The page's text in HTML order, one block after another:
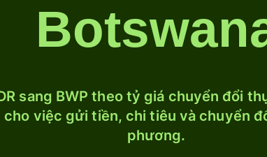
sang BWP theo tỷ giá chuyển đổi
việc gửi tiền, chi tiêu và chuyển
phương.